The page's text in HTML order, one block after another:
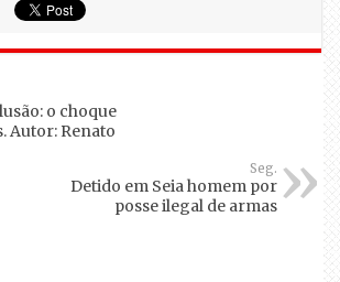
o choque
Autor: Renato
Seg.
Detido em Seia homem por
posse ilegal de armas